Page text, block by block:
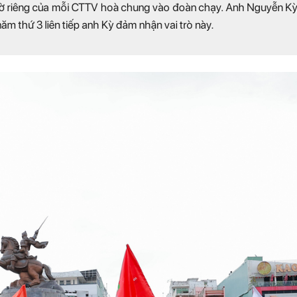
của mỗi CTTV hoà chung vào đoàn chạy. Anh Nguyễn
thứ 3 liên tiếp anh Kỳ đảm nhận vai trò này.